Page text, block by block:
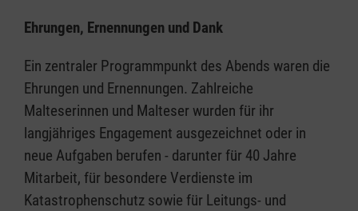
Ehrungen, Ernennungen und Dank
Ein zentraler Programmpunkt des Abends waren die
Ehrungen und Ernennungen. Zahlreiche
Malteserinnen und Malteser wurden für ihr
langjähriges Engagement ausgezeichnet oder in
neue Aufgaben berufen - darunter für 40 Jahre
Mitarbeit, für besondere Verdienste im
Katastrophenschutz sowie für Leitungs- und